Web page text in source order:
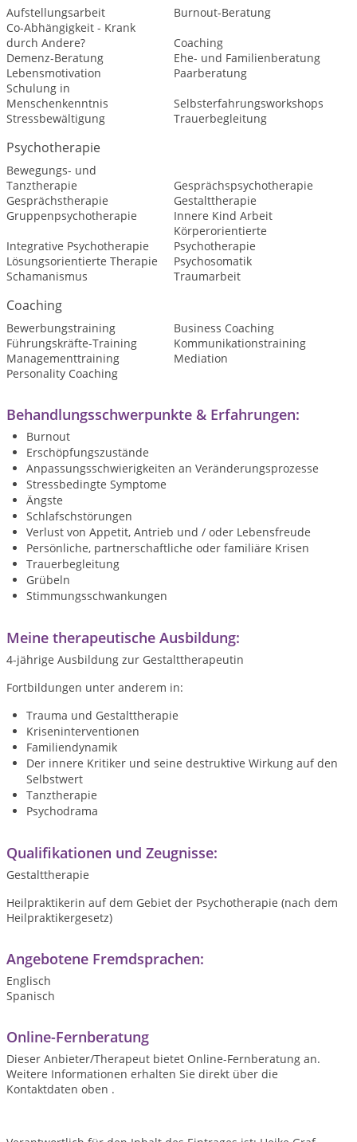
Aufstellungsarbeit
Burnout-Beratung
Co-Abhängigkeit - Krank
durch Andere?
Coaching
Demenz-Beratung
Ehe- und Familienberatung
Lebensmotivation
Paarberatung
Schulung in
Menschenkenntnis
Selbsterfahrungsworkshops
Stressbewältigung
Trauerbegleitung
Psychotherapie
Bewegungs- und
Tanztherapie
Gesprächspsychotherapie
Gesprächstherapie
Gestalttherapie
Gruppenpsychotherapie
Innere Kind Arbeit
Integrative Psychotherapie
Körperorientierte
Psychotherapie
Lösungsorientierte Therapie
Psychosomatik
Schamanismus
Traumarbeit
Coaching
Bewerbungstraining
Business Coaching
Führungskräfte-Training
Kommunikationstraining
Managementtraining
Mediation
Personality Coaching
Behandlungsschwerpunkte & Erfahrungen:
Burnout
Erschöpfungszustände
Anpassungsschwierigkeiten an Veränderungsprozesse
Stressbedingte Symptome
Ängste
Schlafschstörungen
Verlust von Appetit, Antrieb und / oder Lebensfreude
Persönliche, partnerschaftliche oder familiäre Krisen
Trauerbegleitung
Grübeln
Stimmungsschwankungen
Meine therapeutische Ausbildung:
4-jährige Ausbildung zur Gestalttherapeutin
Fortbildungen unter anderem in:
Trauma und Gestalttherapie
Kriseninterventionen
Familiendynamik
Der innere Kritiker und seine destruktive Wirkung auf den
Selbstwert
Tanztherapie
Psychodrama
Qualifikationen und Zeugnisse:
Gestalttherapie
Heilpraktikerin auf dem Gebiet der Psychotherapie (nach dem
Heilpraktikergesetz)
Angebotene Fremdsprachen:
Englisch
Spanisch
Online-Fernberatung
Dieser Anbieter/Therapeut bietet Online-Fernberatung an.
Weitere Informationen erhalten Sie direkt über die
Kontaktdaten oben .